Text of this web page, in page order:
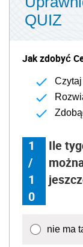
QUIZ
Jak zdobyć
Czytaj
1
/
1
0
Ile
nie ma